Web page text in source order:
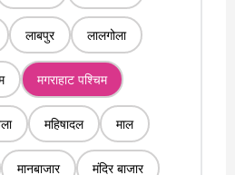
लाबपुर लालगोला
मगराहाट पश्चिम
महिषादल माल
मानबाजार मंदिर बाजार